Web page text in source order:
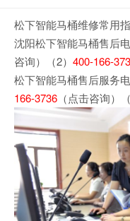
松下智能马桶维修常用
沈阳‌松下智能马桶售后
咨询）（2） 400-166-
松下智能马桶售后服务
166-3736 （点击咨询）（